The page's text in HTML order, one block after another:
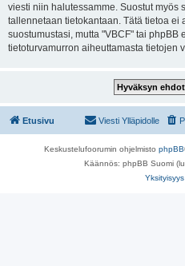
viesti niin halutessamme. Suostut myös
tallennetaan tietokantaan. Tätä tietoa
suostumustasi, mutta "VBCF" tai phpBB
tietoturvamurron aiheuttamasta tietojen
Etusivu Viesti Ylläpidolle
Keskustelufoorumin ohjelmisto phpBB
Käännös: phpBB Suomi
Yksityisyys